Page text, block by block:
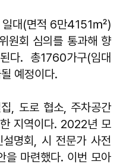
일대(면적 6만4151㎡)
원회 심의를 통과해 향
다. 총1760가구(임대
예정이다.
, 도로 협소, 주차공간
지역이다. 2022년 모
명회, 시 전문가 사전
을 마련했다. 이번 모아